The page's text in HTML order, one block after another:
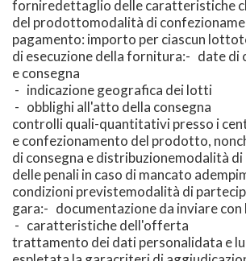
forniredettaglio delle caratteristiche
del prodottomodalità di
pagamento: importo per ciascun
di esecuzione della fornitura:- date di
e consegna
- indicazione geografica dei lotti
- obblighi all'atto della consegna
controlli quali-quantitativi presso i
e confezionamento del prodotto,
di consegna e distribuzionemodalità di
delle penali in caso di mancato
condizioni previstemodalità di
gara:- documentazione da inviare
- caratteristiche dell'offerta
trattamento dei dati personalidata e